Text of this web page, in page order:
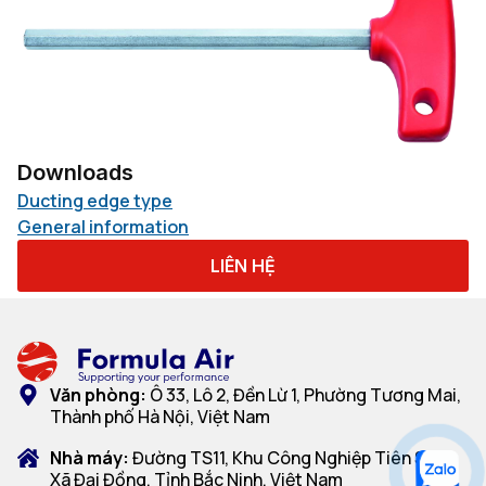
Downloads
Ducting edge type
General information
LIÊN HỆ
Văn phòng: Ô 33, Lô 2, Đền Lừ 1, Phường Tương Mai,
Thành phố Hà Nội, Việt Nam
Nhà máy: Đường TS11, Khu Công Nghiệp Tiên Sơn,
Xã Đại Đồng, Tỉnh Bắc Ninh, Việt Nam